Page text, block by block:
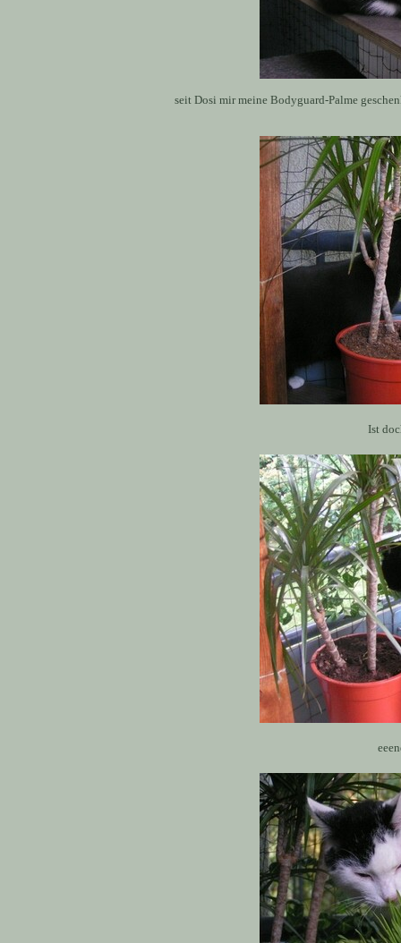
seit Dosi mir meine Bodyguard-Palme
Ist